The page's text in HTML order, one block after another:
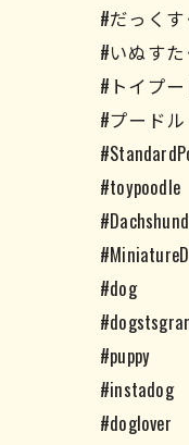
#だっく
#いぬす
#トイプ
#プードル
#toypoodle
#Dachshund
#dog
#puppy
#instadog
#doglover